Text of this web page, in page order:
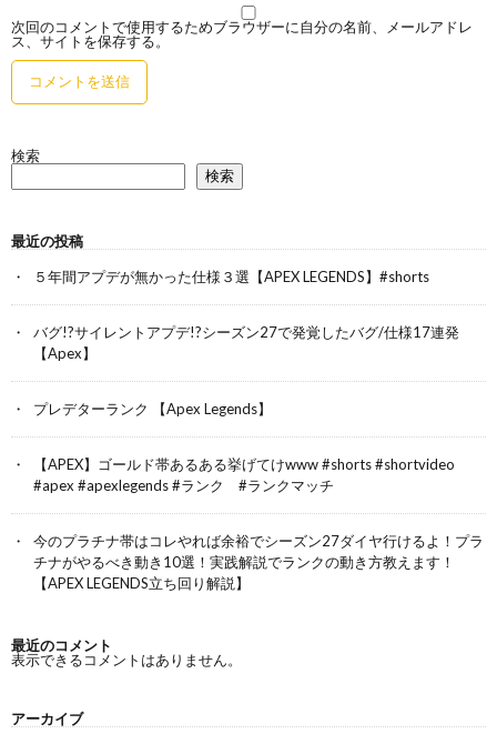
次回のコメントで使用するためブラウザーに自分の名前、メールアドレ
ス、サイトを保存する。
検索
検索
最近の投稿
５年間アプデが無かった仕様３選【APEX LEGENDS】#shorts
バグ!?サイレントアプデ!?シーズン27で発覚したバグ/仕様17連発
【Apex】
プレデターランク 【Apex Legends】
【APEX】ゴールド帯あるある挙げてけwww #shorts #shortvideo
#apex #apexlegends #ランク #ランクマッチ
今のプラチナ帯はコレやれば余裕でシーズン27ダイヤ行けるよ！プラ
チナがやるべき動き10選！実践解説でランクの動き方教えます！
【APEX LEGENDS立ち回り解説】
最近のコメント
表示できるコメントはありません。
アーカイブ